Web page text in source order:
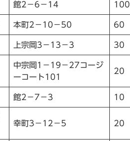
館2－6－14 100
本町2－10－50 60
上宗岡3－13－3 30
中宗岡1－19－27コージ
ーコート101
20
館2－7－3 10
幸町3－12－5 20